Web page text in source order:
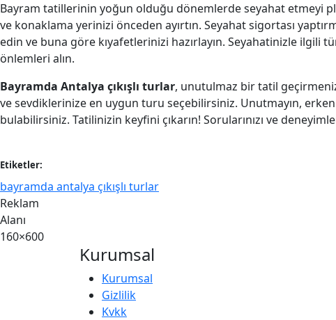
Bayram tatillerinin yoğun olduğu dönemlerde seyahat etmeyi
ve konaklama yerinizi önceden ayırtın. Seyahat sigortası
edin ve buna göre kıyafetlerinizi hazırlayın. Seyahatinizle ilgili
önlemleri alın.
Bayramda Antalya çıkışlı turlar, unutulmaz bir tatil
ve sevdiklerinize en uygun turu seçebilirsiniz. Unutmayın,
bulabilirsiniz. Tatilinizin keyfini çıkarın! Sorularınızı ve
Etiketler:
bayramda antalya çıkışlı turlar
Reklam
Alanı
160×600
Kurumsal
Kurumsal
Gizlilik
Kvkk